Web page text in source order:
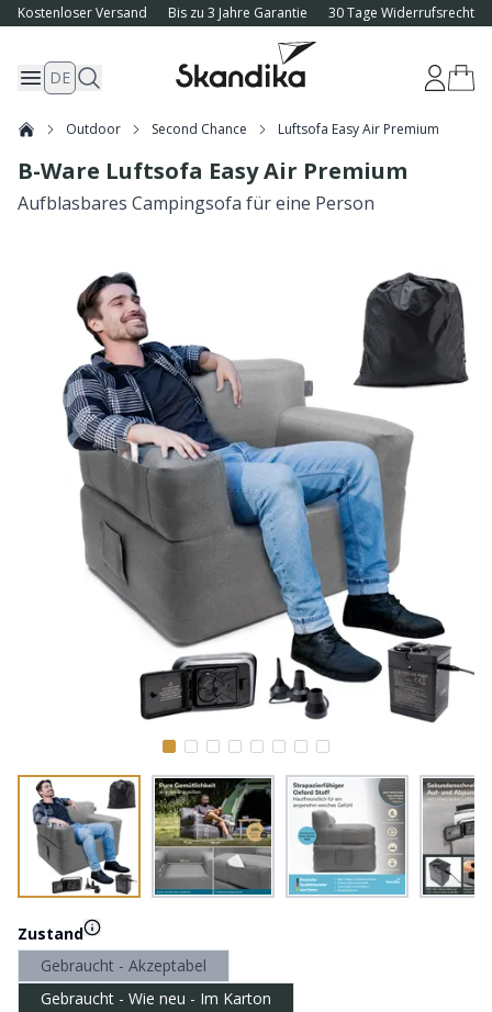
Kostenloser Versand Bis zu 3 Jahre Garantie 30 Tage Widerrufsrecht
DE
Outdoor Second Chance Luftsofa Easy Air Premium
B-Ware Luftsofa Easy Air Premium
Aufblasbares Campingsofa für eine Person
Zustand
Gebraucht - Akzeptabel
Gebraucht - Wie neu - Im Karton